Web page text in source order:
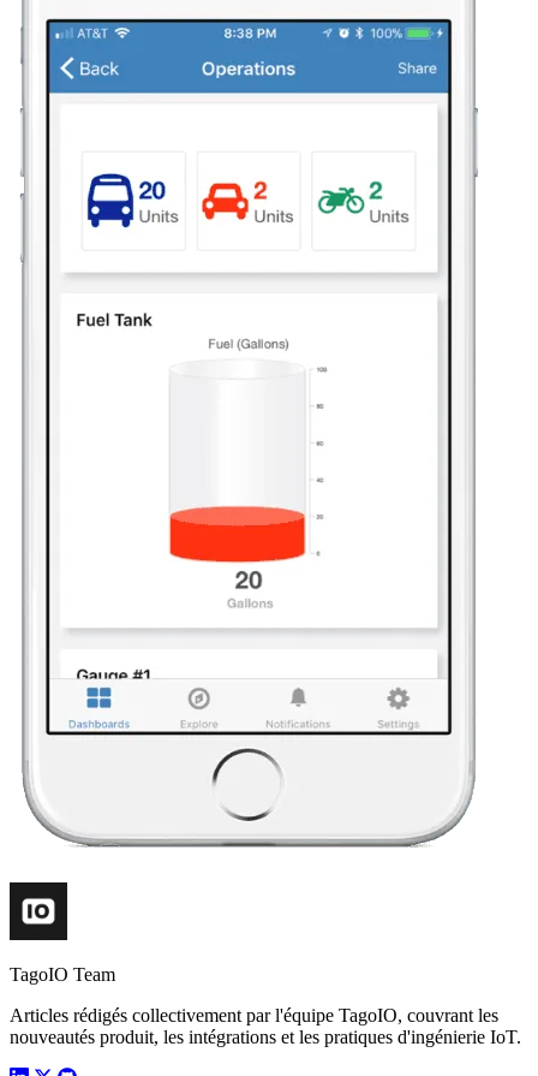
TagoIO Team
Articles rédigés collectivement par l'équipe TagoIO, couvrant les
nouveautés produit, les intégrations et les pratiques d'ingénierie IoT.